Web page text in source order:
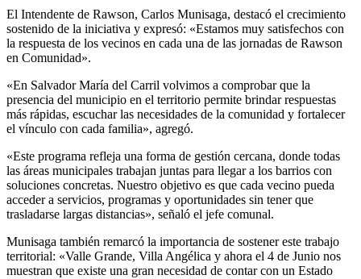
El Intendente de Rawson, Carlos Munisaga, destacó el crecimiento
sostenido de la iniciativa y expresó: «Estamos muy satisfechos con
la respuesta de los vecinos en cada una de las jornadas de Rawson
en Comunidad».
«En Salvador María del Carril volvimos a comprobar que la
presencia del municipio en el territorio permite brindar respuestas
más rápidas, escuchar las necesidades de la comunidad y fortalecer
el vínculo con cada familia», agregó.
«Este programa refleja una forma de gestión cercana, donde todas
las áreas municipales trabajan juntas para llegar a los barrios con
soluciones concretas. Nuestro objetivo es que cada vecino pueda
acceder a servicios, programas y oportunidades sin tener que
trasladarse largas distancias», señaló el jefe comunal.
Munisaga también remarcó la importancia de sostener este trabajo
territorial: «Valle Grande, Villa Angélica y ahora el 4 de Junio nos
muestran que existe una gran necesidad de contar con un Estado